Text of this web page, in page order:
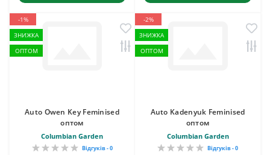
-1%
ЗНИЖКА
ОПТОМ
Auto Owen Key Feminised
оптом
Columbian Garden
Відгуків - 0
-2%
ЗНИЖКА
ОПТОМ
Auto Kadenyuk Feminised
оптом
Columbian Garden
Відгуків - 0